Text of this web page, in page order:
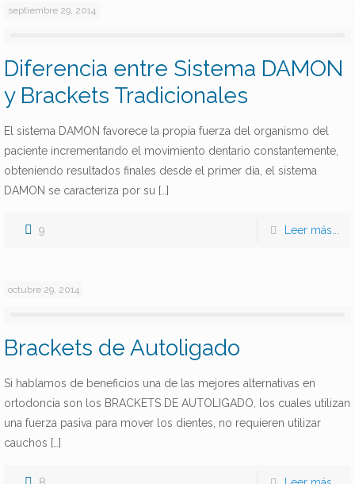
septiembre 29, 2014
Diferencia entre Sistema DAMON
y Brackets Tradicionales
El sistema DAMON favorece la propia fuerza del organismo del
paciente incrementando el movimiento dentario constantemente,
obteniendo resultados finales desde el primer día, el sistema
DAMON se caracteriza por su […]
9 Leer más...
octubre 29, 2014
Brackets de Autoligado
Si hablamos de beneficios una de las mejores alternativas en
ortodoncia son los BRACKETS DE AUTOLIGADO, los cuales utilizan
una fuerza pasiva para mover los dientes, no requieren utilizar
cauchos […]